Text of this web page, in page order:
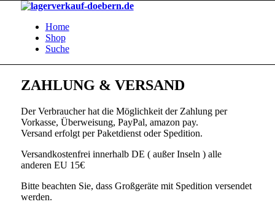
Home
Shop
Suche
ZAHLUNG & VERSAND
Der Verbraucher hat die Möglichkeit der Zahlung per
Vorkasse, Überweisung, PayPal, amazon pay.
Versand erfolgt per Paketdienst oder Spedition.
Versandkostenfrei innerhalb DE ( außer Inseln ) alle
anderen EU 15€
Bitte beachten Sie, dass Großgeräte mit Spedition versendet
werden.